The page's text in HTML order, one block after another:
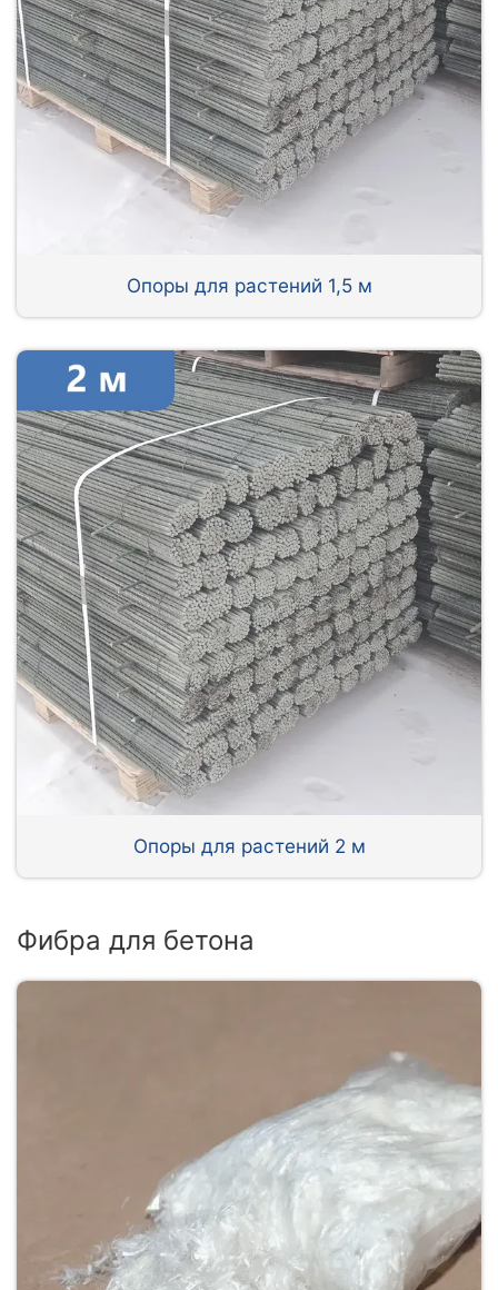
Опоры для растений 1,5 м
Опоры для растений 2 м
Фибра для бетона